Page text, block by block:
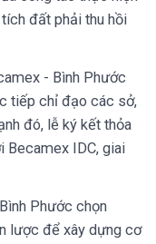
đất phải thu hồi
- Bình Phước
tiếp chỉ đạo các sở,
đó, lễ ký kết thỏa
Becamex IDC, giai
Phước chọn
lược để xây dựng cơ